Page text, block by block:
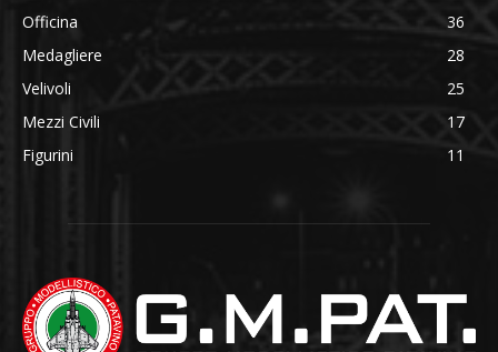
Officina
36
Medagliere
28
Velivoli
25
Mezzi Civili
17
Figurini
11